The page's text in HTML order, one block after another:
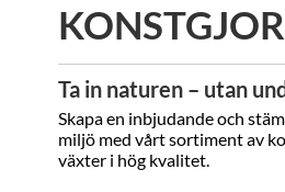
Ta in naturen – utan
Skapa en inbjudande och
miljö med vårt sortiment av
växter i hög kvalitet.